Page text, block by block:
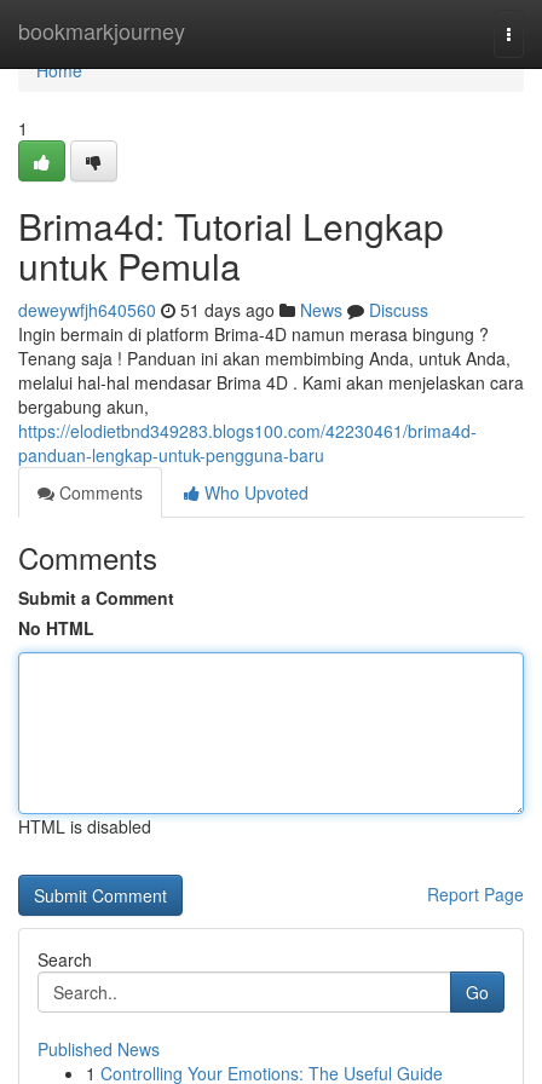
bookmarkjourney
Home
Home
1
Brima4d: Tutorial Lengkap
untuk Pemula
deweywfjh640560 51 days ago News
Discuss
Ingin bermain di platform Brima-4D namun merasa bingung ?
Tenang saja ! Panduan ini akan membimbing Anda, untuk Anda,
melalui hal-hal mendasar Brima 4D . Kami akan menjelaskan cara
bergabung akun,
https://elodietbnd349283.blogs100.com/42230461/brima4d-
panduan-lengkap-untuk-pengguna-baru
Comments
Who Upvoted
Comments
Submit a Comment
No HTML
HTML is disabled
Report Page
Search
Go
Published News
1 Controlling Your Emotions: The Useful Guide